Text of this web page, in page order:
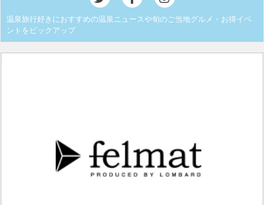
温泉旅行好きにおすすめの温泉ニュースや旬のご当地グルメ・お得イベ
ントをピックアップ